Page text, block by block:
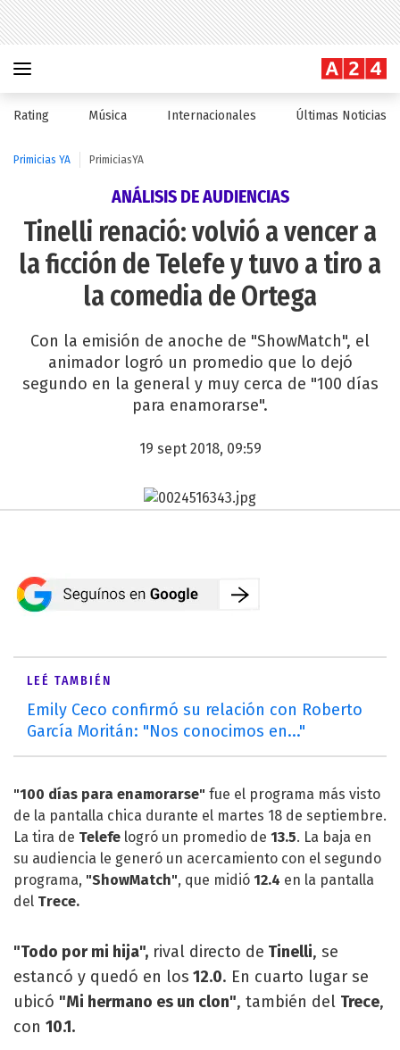
Rating Música Internacionales Últimas Noticias
Primicias YA PrimiciasYA
ANÁLISIS DE AUDIENCIAS
Tinelli renació: volvió a vencer a
la ficción de Telefe y tuvo a tiro a
la comedia de Ortega
Con la emisión de anoche de "ShowMatch", el
animador logró un promedio que lo dejó
segundo en la general y muy cerca de "100 días
para enamorarse".
19 sept 2018, 09:59
LEÉ TAMBIÉN
Emily Ceco confirmó su relación con Roberto
García Moritán: "Nos conocimos en..."
"100 días para enamorarse" fue el programa más visto
de la pantalla chica durante el martes 18 de septiembre.
La tira de Telefe logró un promedio de 13.5. La baja en
su audiencia le generó un acercamiento con el segundo
programa, "ShowMatch", que midió 12.4 en la pantalla
del Trece.
"Todo por mi hija", rival directo de Tinelli, se
estancó y quedó en los 12.0. En cuarto lugar se
ubicó "Mi hermano es un clon", también del Trece,
con 10.1.